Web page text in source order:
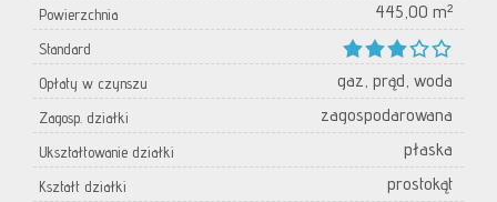
Powierzchnia 445,00 m²
Standard
Opłaty w czynszu
gaz, prąd, woda
Zagosp. działki zagospodarowana
Ukształtowanie działki płaska
Kształt działki prostokąt